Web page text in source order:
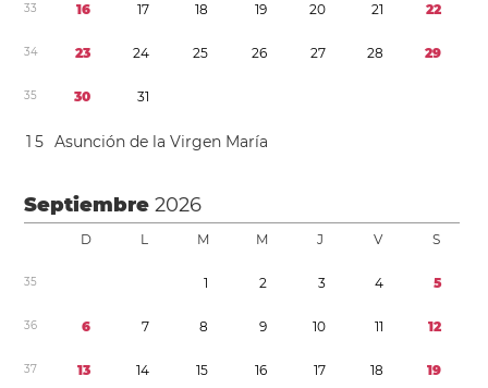
33 16 17 18 19 20 21 22
34 23 24 25 26 27 28 29
35 30 31
1 5 Asunción de la Virgen María
Septiembre2026
D L M M J V S
35 1 2 3 4 5
36 6 7 8 9 10 11 12
37 13 14 15 16 17 18 19